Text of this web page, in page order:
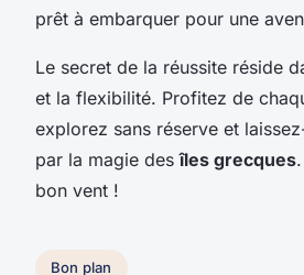
prêt à embarquer pour une
Le secret de la réussite réside
et la flexibilité. Profitez de
explorez sans réserve et
par la magie desîles grecques
bon vent !
Bon plan